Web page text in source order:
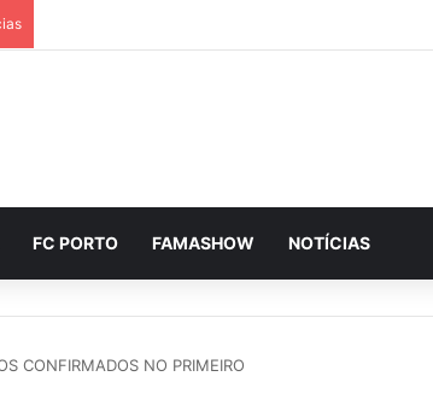
FC PORTO FAMASHOW NOTÍCIAS
CONFIRMADOS NO PRIMEIRO